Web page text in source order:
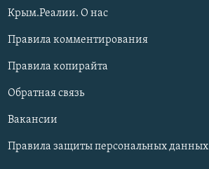
Крым.Реалии. О нас
Правила комментирования
Правила копирайта
Обратная связь
Вакансии
Правила защиты персональных данных